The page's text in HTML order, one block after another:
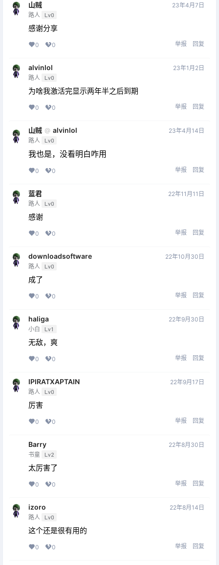
山贼
路人 Lv0
23年4月7日
感谢分享
0 0 举报 回复
alvinlol
路人 Lv0
23年1月2日
为啥我激活完显示两年半之后到期
0 0 举报 回复
山贼 @ alvinlol
路人 Lv0
23年4月14日
我也是，没看明白咋用
0 0 举报 回复
蓝君
路人 Lv0
22年11月11日
感谢
0 0 举报 回复
downloadsoftware
路人 Lv0
22年10月30日
成了
0 0 举报 回复
haliga
小白 Lv1
22年9月30日
无敌，爽
0 0 举报 回复
IPIRATXAPTAIN
路人 Lv0
22年9月17日
厉害
0 0 举报 回复
Barry
书童 Lv2
22年8月30日
太厉害了
0 0 举报 回复
izoro
路人 Lv0
22年8月14日
这个还是很有用的
0 0 举报 回复